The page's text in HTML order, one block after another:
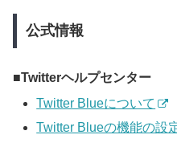
公式情報
Twitterヘルプセンター
Twitter Blueについて
Twitter Blueの機能の設